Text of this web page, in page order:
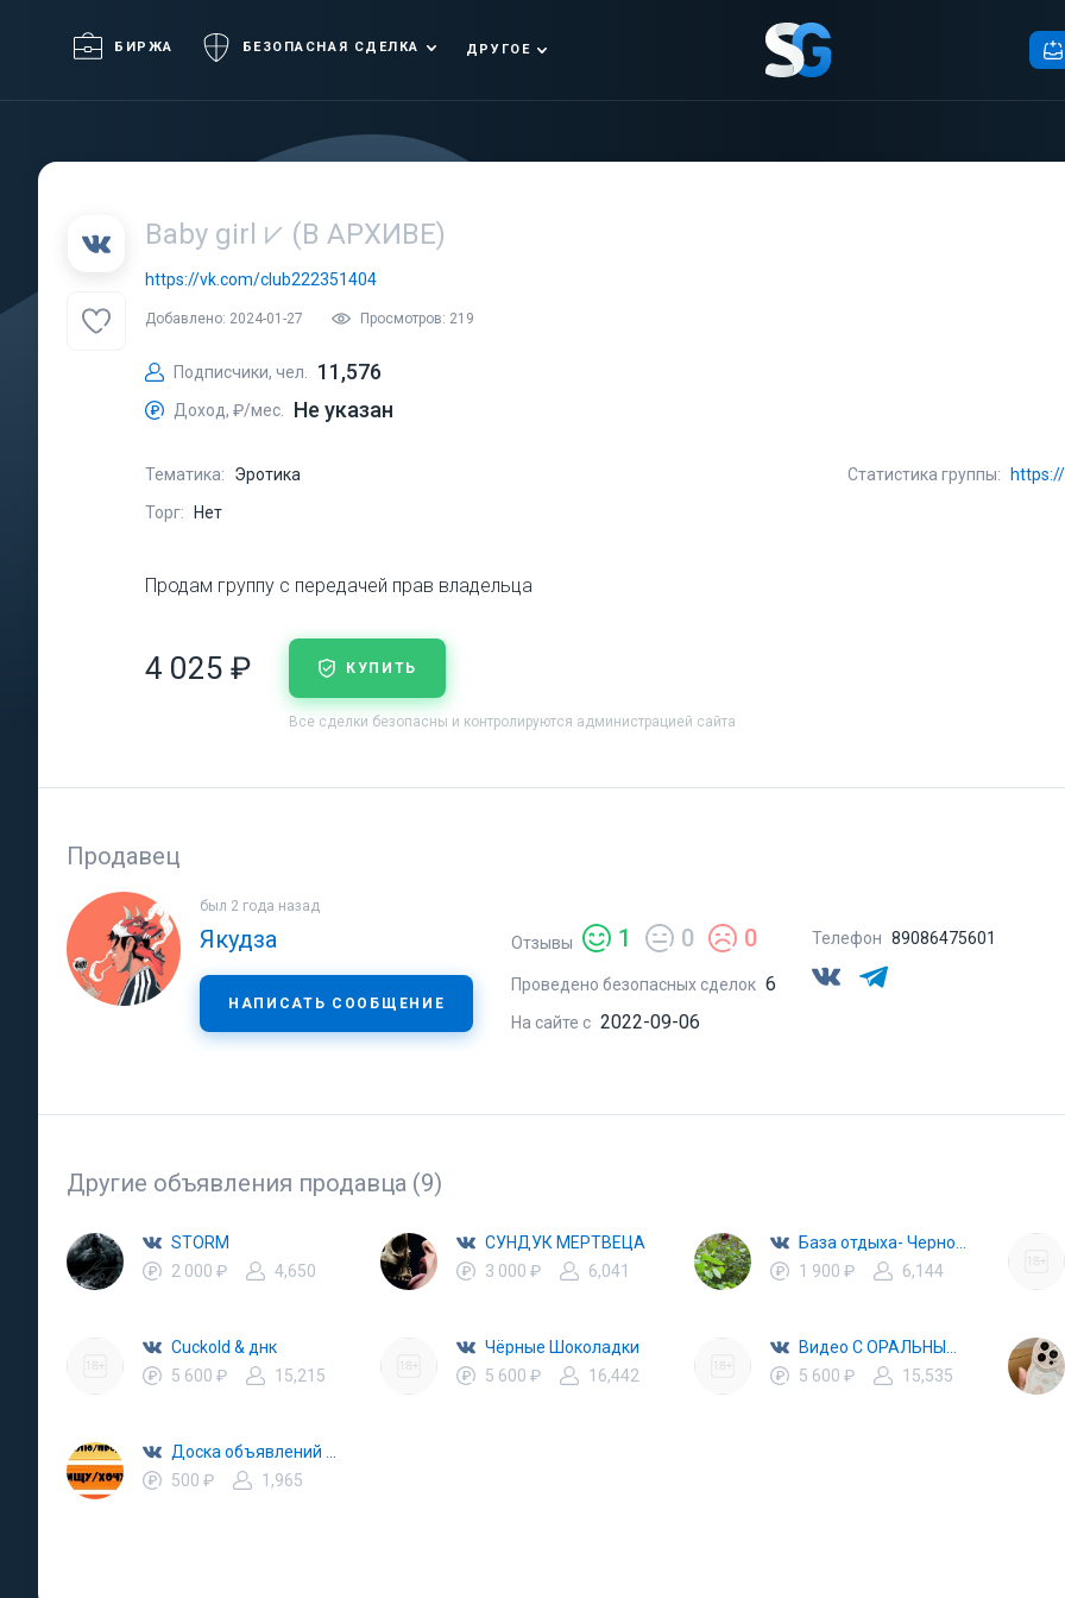
БИРЖА БЕЗОПАСНАЯ СДЕЛКА ДРУГОЕ
Baby girl ⩗ (В АРХИВЕ)
https://vk.com/club222351404
Добавлено: 2024-01-27 Просмотров: 219
Подписчики, чел. 11,576
Доход, ₽/мес. Не указан
Тематика:
Эротика
Торг:
Нет
Статистика группы:
Продам группу с передачей прав владельца
4 025 ₽ КУПИТЬ
Все сделки безопасны и контролируются администрацией сайта
Продавец
был 2 года назад
Якудза
НАПИСАТЬ СООБЩЕНИЕ
Отзывы 1 0 0
Проведено безопасных сделок 6
На сайте с 2022-09-06
Телефон 89086475601
Другие объявления продавца (9)
STORM
2 000 ₽
4,650
СУНДУК МЕРТВЕЦА
3 000 ₽
6,041
1 900 ₽
6,144
Cuckold & днк
5 600 ₽
15,215
Чёрные Шоколадки
5 600 ₽
16,442
5 600 ₽
15,535
500 ₽
1,965